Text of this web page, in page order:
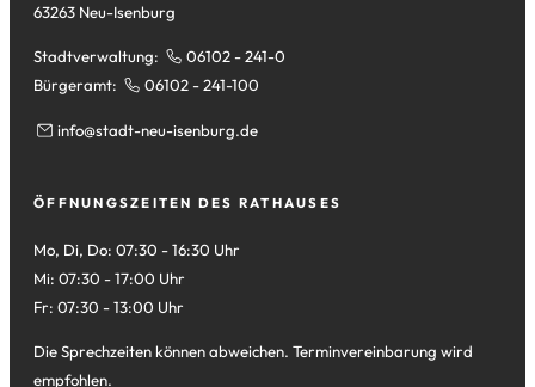
63263 Neu-Isenburg
Stadtverwaltung:
06102 - 241-0
Bürgeramt:
06102 - 241-100
info stadt-neu-isenburg de
ÖFFNUNGSZEITEN DES RATHAUSES
Mo, Di, Do: 07:30 - 16:30 Uhr
Mi: 07:30 - 17:00 Uhr
Fr: 07:30 - 13:00 Uhr
Die Sprechzeiten können abweichen. Terminvereinbarung wird
empfohlen.